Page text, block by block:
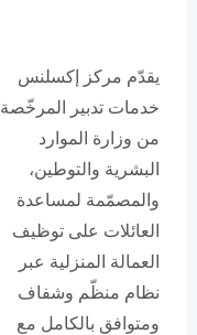
يقدّم مركز إكسلنس
خدمات تدبير المرخّصة
من وزارة الموارد
البشرية والتوطين،
والمصمّمة لمساعدة
العائلات على توظيف
العمالة المنزلية عبر
نظام منظّم وشفاف
ومتوافق بالكامل مع